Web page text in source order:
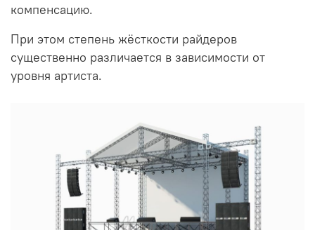
компенсацию.
При этом степень жёсткости райдеров
существенно различается в зависимости от
уровня артиста.